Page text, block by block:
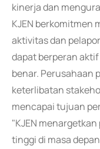
kinerja dan
KJEN berkomitmen
aktivitas dan
dapat berperan
benar. Perusahaan
keterlibatan
mencapai tujuan
"KJEN
tinggi di masa